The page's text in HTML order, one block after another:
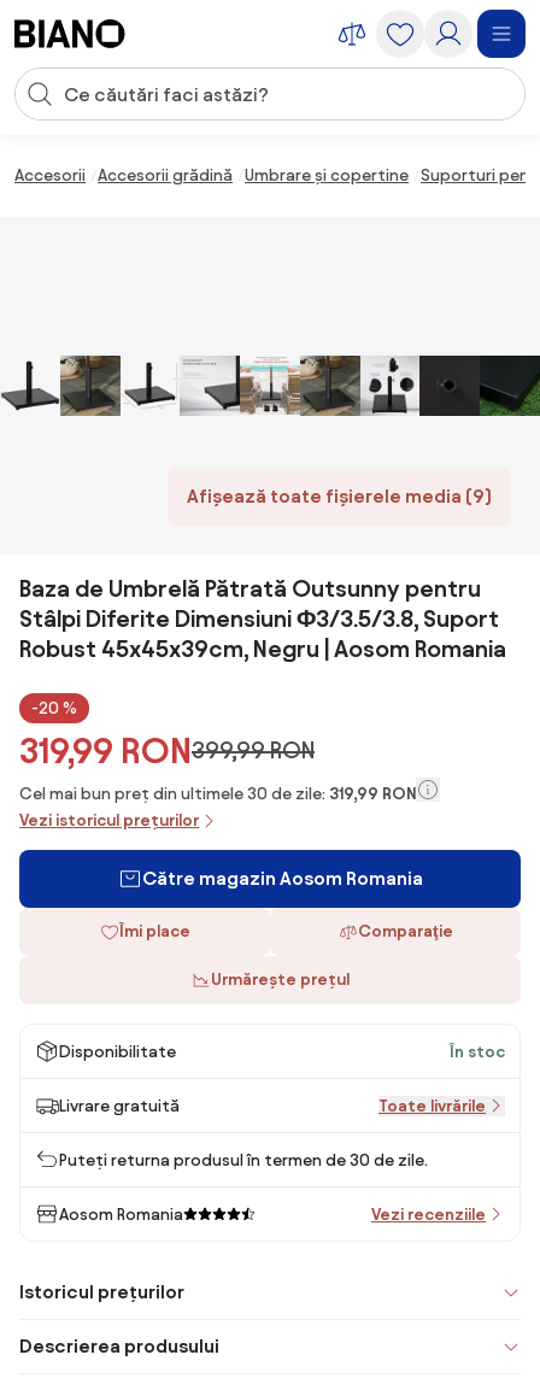
Introducerea căutării
Accesorii Accesorii grădină Umbrare și copertine Suporturi
Afișează toate fișierele media (9)
Baza de Umbrelă Pătrată Outsunny pentru
Stâlpi Diferite Dimensiuni Φ3/3.5/3.8, Suport
Robust 45x45x39cm, Negru | Aosom Romania
-20 %
319,99 RON399,99 RON
Cel mai bun preț din ultimele 30 de zile: 319,99 RON
Vezi istoricul prețurilor
Către magazin Aosom Romania
Îmi place Comparaţie
Urmărește prețul
Disponibilitate În stoc
Livrare gratuită Toate livrările
Puteți returna produsul în termen de 30 de zile.
Aosom Romania Vezi recenziile
Istoricul prețurilor
Descrierea produsului